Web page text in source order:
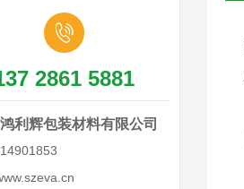
2861 5881
利辉包装材料有限公司